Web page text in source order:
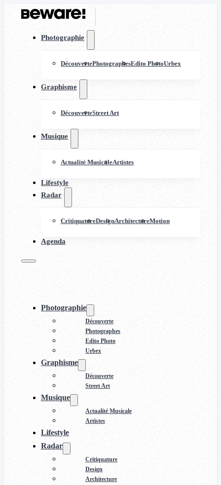
Photographie
DécouvertePhotographesEdito PhotoUrbex
Graphisme
DécouverteStreet Art
Musique
Actualité MusicaleArtistes
Lifestyle
Radar
CritiquatureDesignArchitectureMotion
Agenda
Photographie
Découverte
Photographes
Edito Photo
Urbex
Graphisme
Découverte
Street Art
Musique
Actualité Musicale
Artistes
Lifestyle
Radar
Critiquature
Design
Architecture